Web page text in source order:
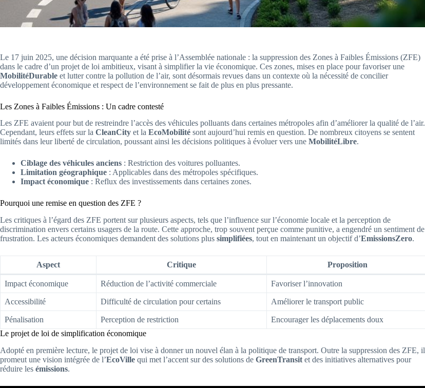
Le 17 juin 2025, une décision marquante a été prise à l’Assemblée nationale : la suppression des Zones à Faibles Émissions (ZFE)
dans le cadre d’un projet de loi ambitieux, visant à simplifier la vie économique. Ces zones, mises en place pour favoriser une
MobilitéDurable et lutter contre la pollution de l’air, sont désormais revues dans un contexte où la nécessité de concilier
développement économique et respect de l’environnement se fait de plus en plus pressante.
Les Zones à Faibles Émissions : Un cadre contesté
Les ZFE avaient pour but de restreindre l’accès des véhicules polluants dans certaines métropoles afin d’améliorer la qualité de l’air.
Cependant, leurs effets sur la CleanCity et la EcoMobilité sont aujourd’hui remis en question. De nombreux citoyens se sentent
limités dans leur liberté de circulation, poussant ainsi les décisions politiques à évoluer vers une MobilitéLibre.
Ciblage des véhicules anciens : Restriction des voitures polluantes.
Limitation géographique : Applicables dans des métropoles spécifiques.
Impact économique : Reflux des investissements dans certaines zones.
Pourquoi une remise en question des ZFE ?
Les critiques à l’égard des ZFE portent sur plusieurs aspects, tels que l’influence sur l’économie locale et la perception de
discrimination envers certains usagers de la route. Cette approche, trop souvent perçue comme punitive, a engendré un sentiment de
frustration. Les acteurs économiques demandent des solutions plus simplifiées, tout en maintenant un objectif d’EmissionsZero.
Aspect Critique Proposition
Impact économique Réduction de l’activité commerciale Favoriser l’innovation
Accessibilité Difficulté de circulation pour certains Améliorer le transport public
Pénalisation Perception de restriction
Encourager les déplacements doux
Le projet de loi de simplification économique
Adopté en première lecture, le projet de loi vise à donner un nouvel élan à la politique de transport. Outre la suppression des ZFE, il
promeut une vision intégrée de l’EcoVille qui met l’accent sur des solutions de GreenTransit et des initiatives alternatives pour
réduire les émissions.